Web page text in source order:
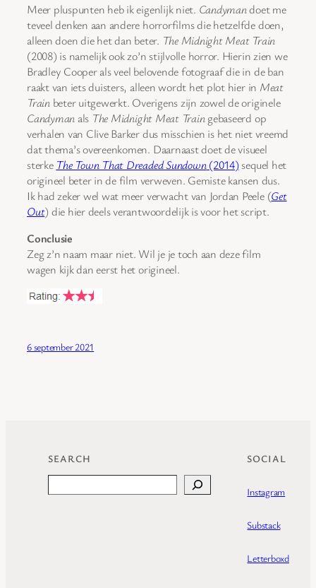
Meer pluspunten heb ik eigenlijk niet. Candymandoet me
teveel denken aan andere horrorfilms die hetzelfde doen,
alleen doen die het dan beter. The Midnight Meat Train
(2008) is namelijk ook zo’n stijlvolle horror. Hierin zien we
Bradley Cooper als veel belovende fotograaf die in de ban
raakt van iets duisters, alleen wordt het plot hier in Meat
Trainbeter uitgewerkt. Overigens zijn zowel de originele
Candyman als The Midnight Meat Traingebaseerd op
verhalen van Clive Barker dus misschien is het niet vreemd
dat thema’s overeenkomen. Daarnaast doet de visueel
sterke The Town That Dreaded Sundown(2014)sequel het
origineel beter in de film verweven. Gemiste kansen dus.
Ik had zeker wel wat meer verwacht van Jordan Peele (Get
Out) die hier deels verantwoordelijk is voor het script.
Conclusie
Zeg z’n naam maar niet. Wil je je toch aan deze film
wagen kijk dan eerst het origineel.
6 september 2021
SEARCH SOCIAL
Instagram
Substack
Letterboxd